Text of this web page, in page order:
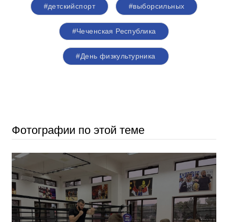
#детскийспорт #выборсильных
#Чеченская Республика
#День физкультурника
Фотографии по этой теме